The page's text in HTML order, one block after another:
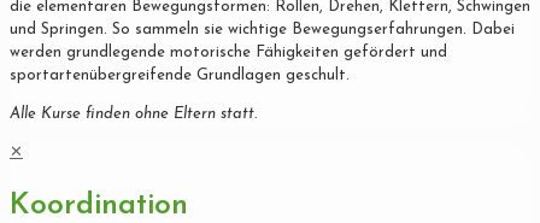
die elementaren Bewegungsformen: Rollen, Drehen, Klettern, Schwingen
und Springen. So sammeln sie wichtige Bewegungserfahrungen. Dabei
werden grundlegende motorische Fähigkeiten gefördert und
sportartenübergreifende Grundlagen geschult.
Alle Kurse finden ohne Eltern statt.
✕
Koordination